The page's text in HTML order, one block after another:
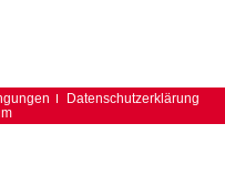
Datenschutzerklärung